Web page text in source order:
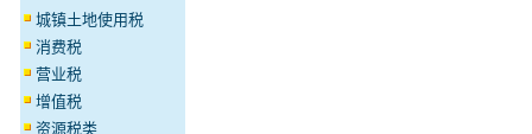
城镇土地使用税
消费税
营业税
增值税
资源税类